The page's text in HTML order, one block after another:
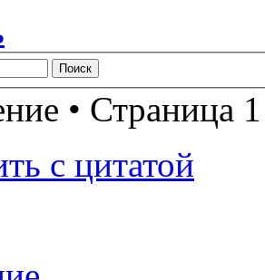
• Страница
с цитатой